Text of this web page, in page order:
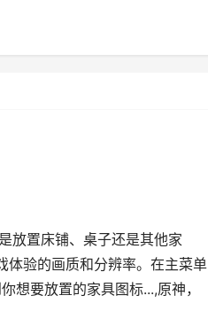
放置床铺、桌子还是其他家
体验的画质和分辨率。在主菜单
想要放置的家具图标...,原神，